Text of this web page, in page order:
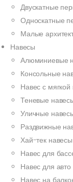
Двускатные
Односкатные
Малые
Навесы
Алюминиевые
Консольные
Навес с
Теневые
Уличные
Раздвижные
Хай-тек навесы
Навес для
Навес для авто